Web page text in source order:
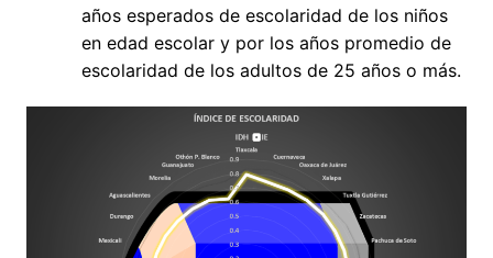
años esperados de escolaridad de los niños
en edad escolar y por los años promedio de
escolaridad de los adultos de 25 años o más.